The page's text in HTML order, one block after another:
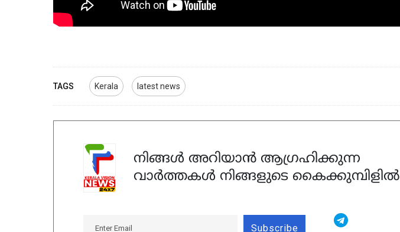
TAGS Kerala latest news
നിങ്ങൾ അറിയാൻ ആഗ്രഹിക്കുന്ന
വാർത്തകൾ നിങ്ങളുടെ കൈക്കുമ്പിളിൽ
Subscribe